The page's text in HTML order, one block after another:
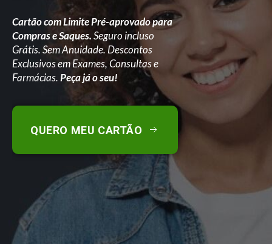
Cartão com Limite Pré-aprovado para
Compras e Saques.Seguro incluso
Grátis. Sem Anuidade. Descontos
Exclusivos em Exames, Consultas e
Farmácias.Peça já o seu!
QUERO MEU CARTÃO